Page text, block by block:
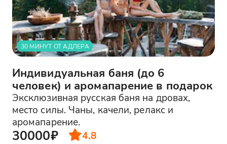
30 МИНУТ ОТ АДЛЕРА
Индивидуальная баня (до 6
человек) и аромапарение в подарок
Эксклюзивная русская баня на дровах,
место силы. Чаны, качели, релакс и
аромапарение.
30000₽ 4.8